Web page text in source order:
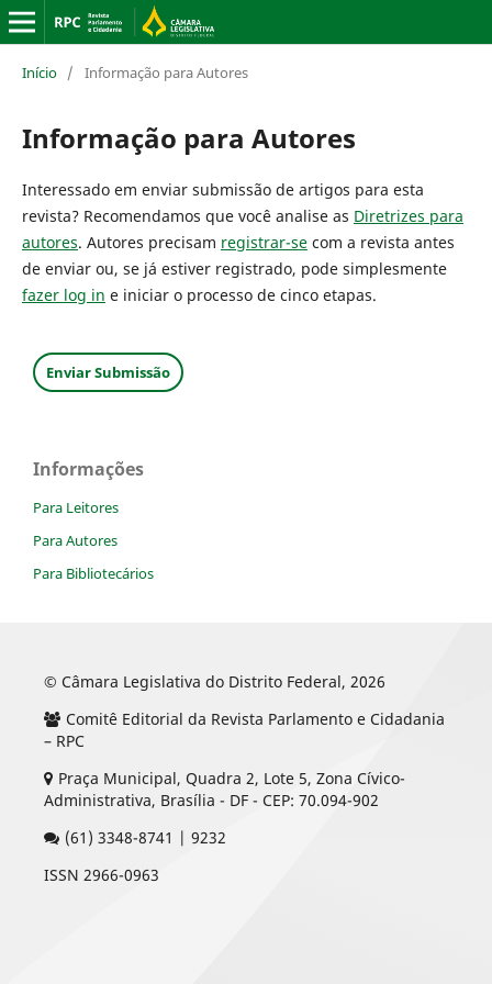
Início / Informação para Autores
Informação para Autores
Interessado em enviar submissão de artigos para esta
revista? Recomendamos que você analise as Diretrizes para
autores. Autores precisam registrar-secom a revista antes
de enviar ou, se já estiver registrado, pode simplesmente
fazer log in e iniciar o processo de cinco etapas.
Enviar Submissão
Informações
Para Leitores
Para Autores
Para Bibliotecários
© Câmara Legislativa do Distrito Federal, 2026
Comitê Editorial da Revista Parlamento e Cidadania
– RPC
Praça Municipal, Quadra 2, Lote 5, Zona Cívico-
Administrativa, Brasília - DF - CEP: 70.094-902
(61) 3348-8741 | 9232
ISSN 2966-0963